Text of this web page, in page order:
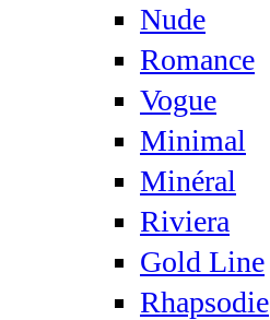
Nude
Romance
Vogue
Minimal
Minéral
Riviera
Gold Line
Rhapsodie